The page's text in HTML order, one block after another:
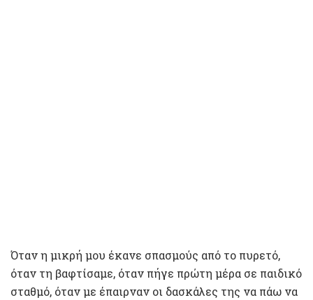
Όταν η μικρή μου έκανε σπασμούς από το πυρετό,
όταν τη βαφτίσαμε, όταν πήγε πρώτη μέρα σε παιδικό
σταθμό, όταν με έπαιρναν οι δασκάλες της να πάω να